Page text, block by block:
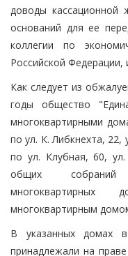
доводы кассационной
оснований для ее
коллегии по
Российской Федерации,
Как следует из
годы общество
многоквартирными
по ул. К. Либкнехта, 22,
по ул. Клубная, 60,
общих собраний
многоквартирных
многоквартирным
В указанных домах
принадлежали на